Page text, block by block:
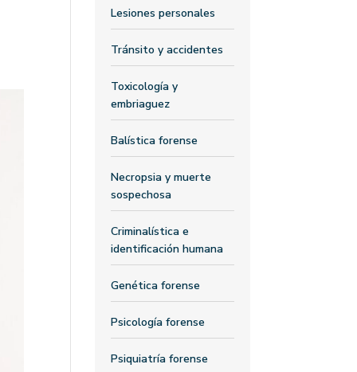
Lesiones personales
Tránsito y accidentes
Toxicología y
embriaguez
Balística forense
Necropsia y muerte
sospechosa
Criminalística e
identificación humana
Genética forense
Psicología forense
Psiquiatría forense